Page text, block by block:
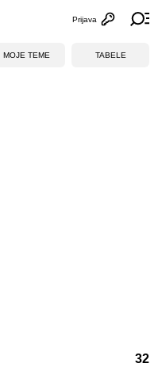
Otvori
Prijava
MOJE TEME TABELE
32